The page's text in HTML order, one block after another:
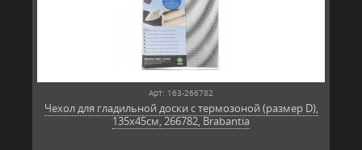
Арт: 163-266782
Чехол для гладильной доски с термозоной (размер D),
135x45см, 266782, Brabantia